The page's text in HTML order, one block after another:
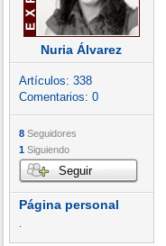
Nuria Álvarez
Artículos: 338
Comentarios: 0
8 Seguidores
1 Siguiendo
Seguir
Página personal